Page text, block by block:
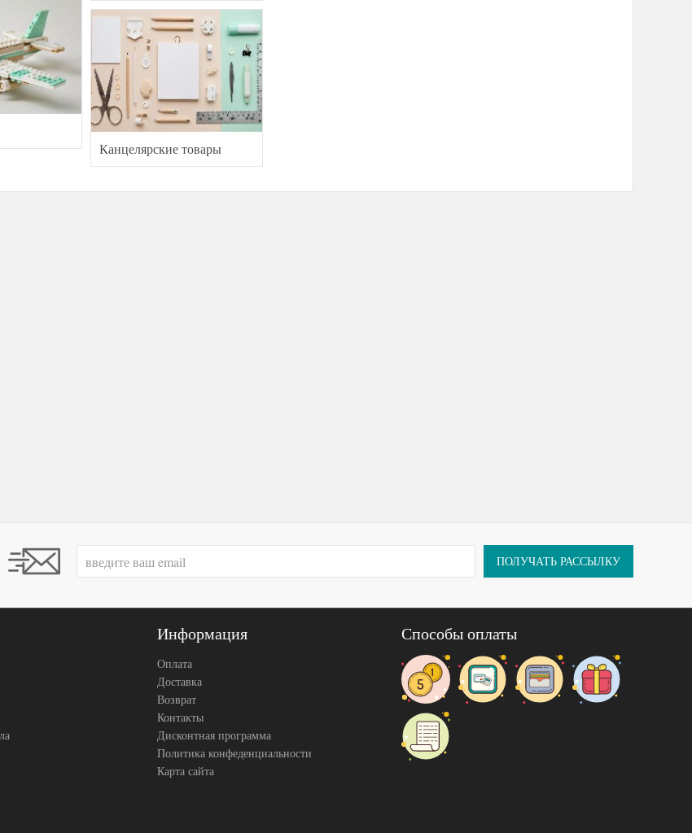
Канцелярские товары
ПОЛУЧАТЬ РАССЫЛКУ
Информация
Оплата
Доставка
Возврат
Контакты
Дисконтная программа
Политика конфеденциальности
Карта сайта
Способы оплаты